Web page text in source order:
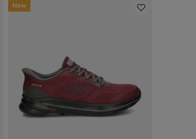
New